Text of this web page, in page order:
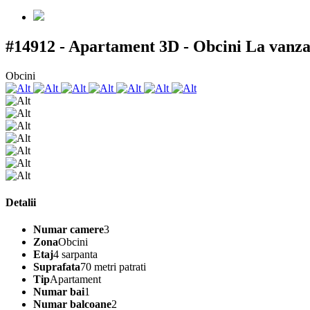
#14912 - Apartament 3D - Obcini La
Obcini
Detalii
Numar camere3
ZonaObcini
Etaj4 sarpanta
Suprafata70 metri patrati
TipApartament
Numar bai1
Numar balcoane2